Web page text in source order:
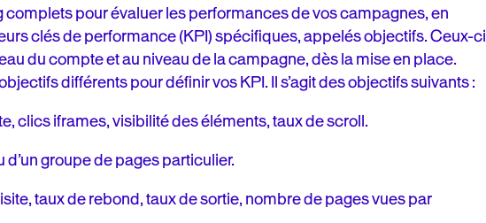
pour évaluer les performances de vos campagnes, en
clés de performance (KPI) spécifiques, appelés objectifs. Ceux-ci
du compte et au niveau de la campagne, dès la mise en place.
différents pour définir vos KPI. Il s’agit des objectifs suivants :
clics iframes, visibilité des éléments, taux de scroll.
d’un groupe de pages particulier.
taux de rebond, taux de sortie, nombre de pages vues par